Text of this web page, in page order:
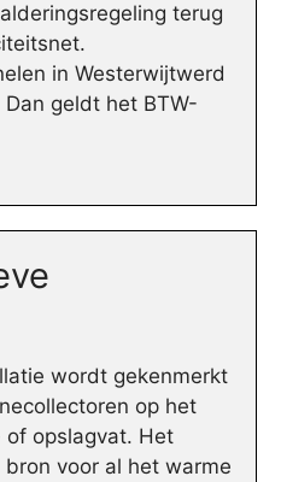
terug
in Westerwijtwerd
geldt het BTW-
wordt gekenmerkt
op het
opslagvat. Het
voor al het warme